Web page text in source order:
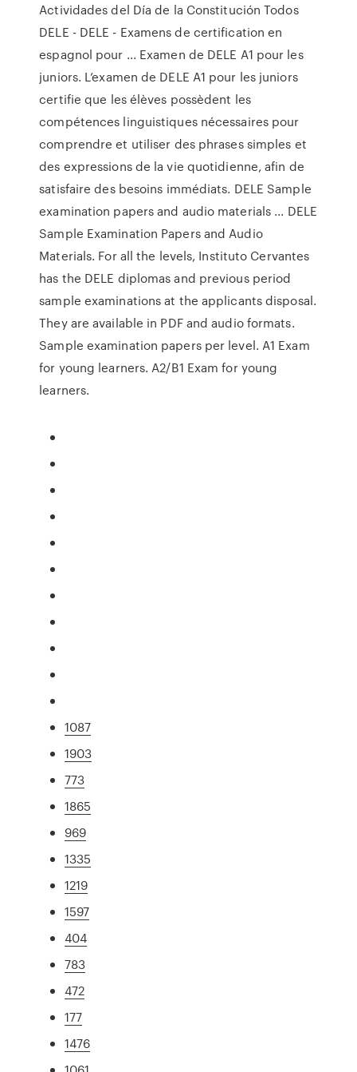
Actividades del Día de la Constitución Todos
DELE - DELE - Examens de certification en
espagnol pour ... Examen de DELE A1 pour les
juniors. L’examen de DELE A1 pour les juniors
certifie que les élèves possèdent les
compétences linguistiques nécessaires pour
comprendre et utiliser des phrases simples et
des expressions de la vie quotidienne, afin de
satisfaire des besoins immédiats. DELE Sample
examination papers and audio materials ... DELE
Sample Examination Papers and Audio
Materials. For all the levels, Instituto Cervantes
has the DELE diplomas and previous period
sample examinations at the applicants disposal.
They are available in PDF and audio formats.
Sample examination papers per level. A1 Exam
for young learners. A2/B1 Exam for young
learners.
1087
1903
773
1865
969
1335
1219
1597
404
783
472
177
1476